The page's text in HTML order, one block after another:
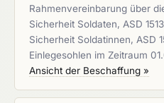
Rahmenvereinbarung über
Sicherheit Soldaten, ASD
Sicherheit Soldatinnen, ASD
Einlegesohlen im Zeitraum
Ansicht der Beschaffung »